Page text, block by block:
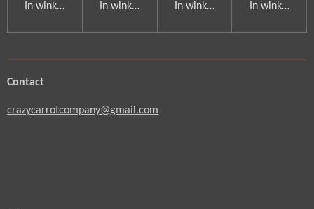
In winkelwagen In winkelwagen In winkelwagen In
Contact
crazycarrotcompany@gmail.com